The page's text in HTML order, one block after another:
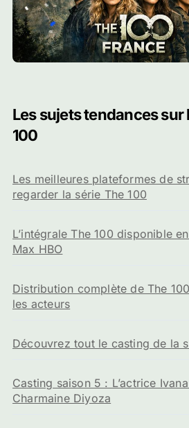
Les sujets tendances sur
100
Les meilleures plateformes de
regarder la série The 100
L’intégrale The 100 disponible
Max HBO
Distribution complète de The
les acteurs
Découvrez tout le casting de la
Casting saison 5 : L’actrice
Charmaine Diyoza